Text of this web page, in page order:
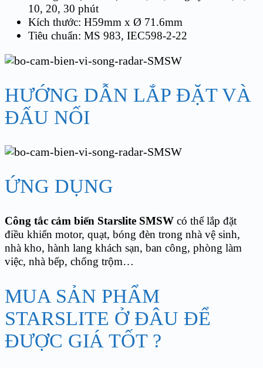
10, 20, 30 phút
Kích thước: H59mm x Ø 71.6mm
Tiêu chuẩn: MS 983, IEC598-2-22
HƯỚNG DẪN LẮP ĐẶT VÀ
ĐẤU NỐI
ỨNG DỤNG
Công tắc cảm biến Starslite SMSW có thể lắp đặt
điều khiển motor, quạt, bóng đèn trong nhà vệ sinh,
nhà kho, hành lang khách sạn, ban công, phòng làm
việc, nhà bếp, chống trộm…
MUA SẢN PHẨM
STARSLITE Ở ĐÂU ĐỂ
ĐƯỢC GIÁ TỐT ?